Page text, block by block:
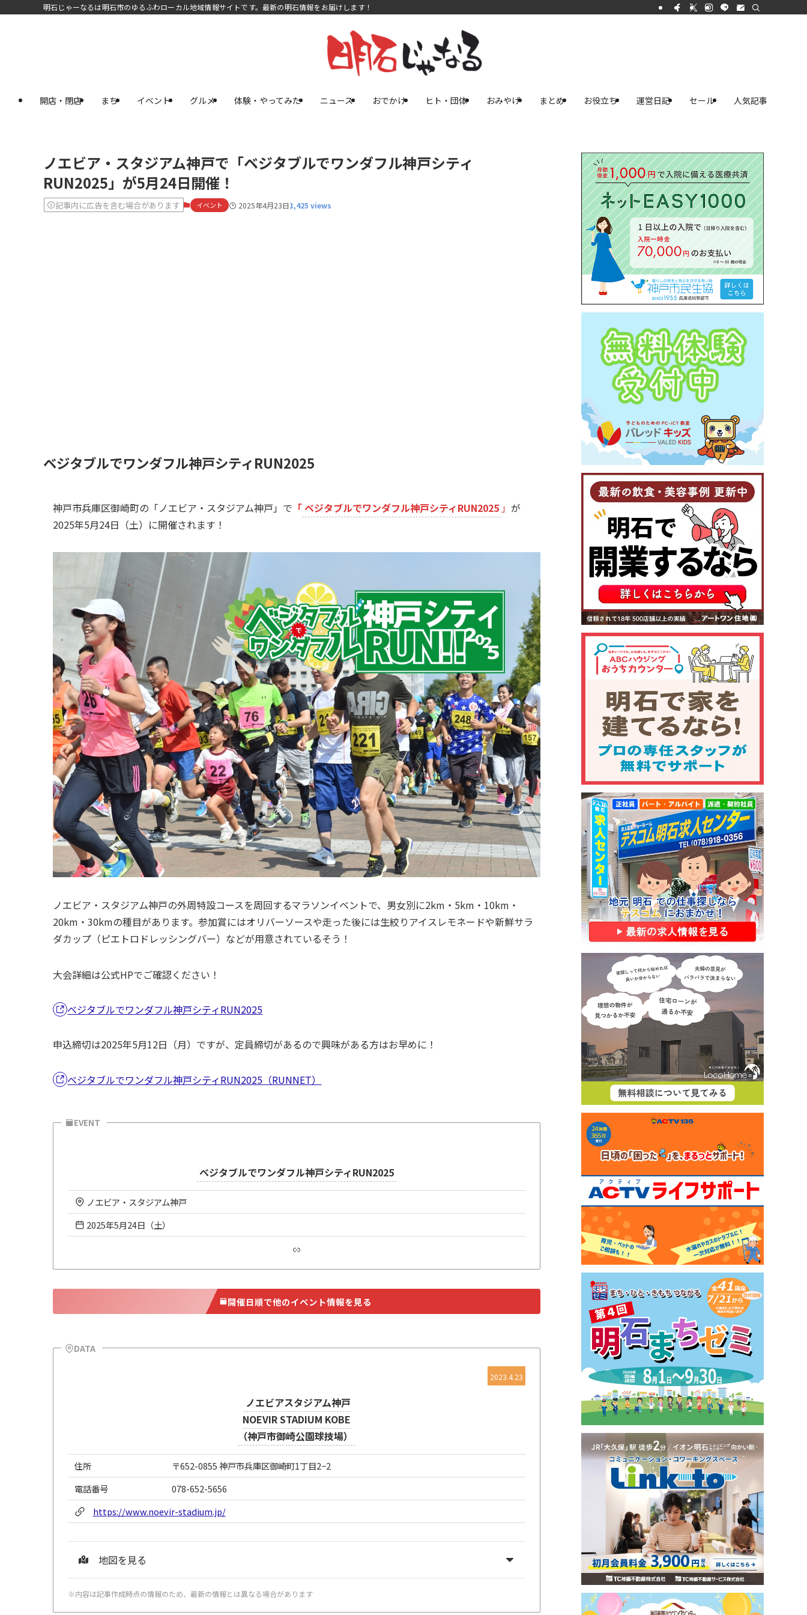
明石じゃーなるは明石市のゆるふわローカル地域情報サイトです。最新の明石情報をお届けします！
開店・閉店 まち イベント グルメ 体験・やってみた ニュース おでかけ ヒト・団体 おみやげ まとめ お役立ち 運営日記 セール 人気記事
ノエビア・スタジアム神戸で「ベジタブルでワンダフル神戸シティ
RUN2025」が5月24日開催！
記事内に広告を含む場合があります イベント 2025年4月23日1,425 views
ベジタブルでワンダフル神戸シティRUN2025
神戸市兵庫区御崎町の「ノエビア・スタジアム神戸」で 「ベジタブルでワンダフル神戸シティRUN2025 」 が
2025年5月24日（土）に開催されます！
ノエビア・スタジアム神戸の外周特設コースを周回するマラソンイベントで、男女別に2km・5km・10km・
20km・30kmの種目があります。参加賞にはオリバーソースや走った後には生絞りアイスレモネードや新鮮サラ
ダカップ（ピエトロドレッシングバー）などが用意されているそう！
大会詳細は公式HPでご確認ください！
ベジタブルでワンダフル神戸シティRUN2025
申込締切は2025年5月12日（月）ですが、定員締切があるので興味がある方はお早めに！
ベジタブルでワンダフル神戸シティRUN2025（RUNNET）
EVENT
ベジタブルでワンダフル神戸シティRUN2025
ノエビア・スタジアム神戸
2025年5月24日（土）
リンク
開催日順で他のイベント情報を見る
DATA
2023.4.23
ノエビアスタジアム神戸
NOEVIR STADIUM KOBE
（神戸市御崎公園球技場）
住所
〒652-0855 神戸市兵庫区御崎町1丁目2−2
電話番号
078-652-5656
https://www.noevir-stadium.jp/
地図を見る
※内容は記事作成時点の情報のため、最新の情報とは異なる場合があります